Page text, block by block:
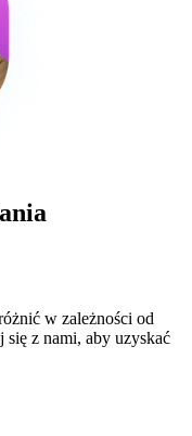
w zależności od
z nami, aby uzyskać